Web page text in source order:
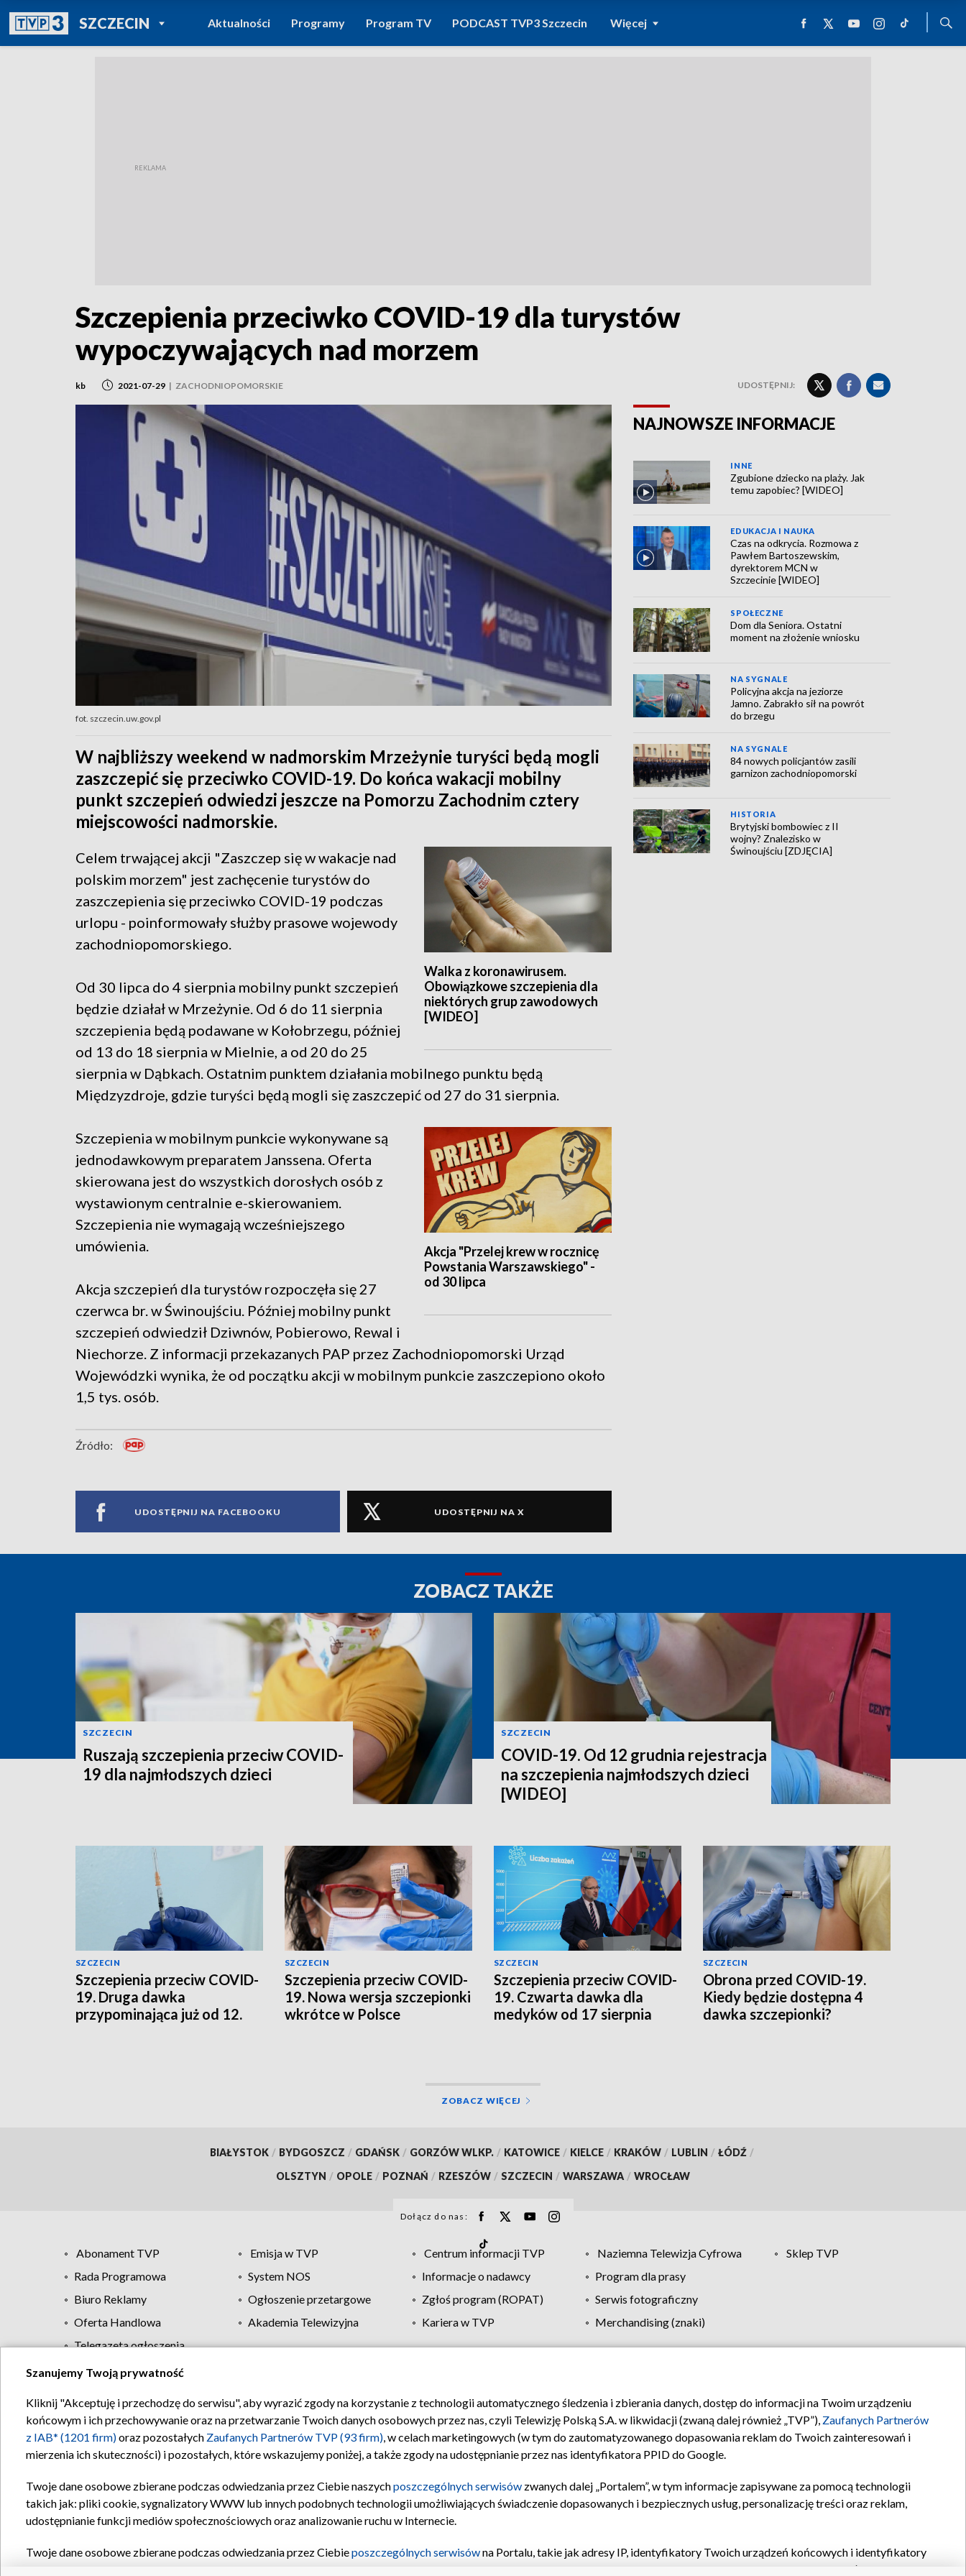
SZCZECINPOWRÓT DO
TVP REGIONY
Aktualności Programy Program TV PODCAST TVP3 Szczecin Więcej
Szczepienia przeciwko COVID-19 dla turystów
wypoczywających nad morzem
kb 2021-07-29 | ZACHODNIOPOMORSKIE UDOSTĘPNIJ:
fot. szczecin.uw.gov.pl
W najbliższy weekend w nadmorskim Mrzeżynie turyści będą mogli
zaszczepić się przeciwko COVID-19. Do końca wakacji mobilny
punkt szczepień odwiedzi jeszcze na Pomorzu Zachodnim cztery
miejscowości nadmorskie.
Walka z koronawirusem.
Obowiązkowe szczepienia dla
niektórych grup zawodowych
[WIDEO]
Celem trwającej akcji "Zaszczep się w wakacje nad
polskim morzem" jest zachęcenie turystów do
zaszczepienia się przeciwko COVID-19 podczas
urlopu - poinformowały służby prasowe wojewody
zachodniopomorskiego.
Od 30 lipca do 4 sierpnia mobilny punkt szczepień
będzie działał w Mrzeżynie. Od 6 do 11 sierpnia
szczepienia będą podawane w Kołobrzegu, później
od 13 do 18 sierpnia w Mielnie, a od 20 do 25
sierpnia w Dąbkach. Ostatnim punktem działania mobilnego punktu będą
Międzyzdroje, gdzie turyści będą mogli się zaszczepić od 27 do 31 sierpnia.
Akcja "Przelej krew w rocznicę
Powstania Warszawskiego" -
od 30 lipca
Szczepienia w mobilnym punkcie wykonywane są
jednodawkowym preparatem Janssena. Oferta
skierowana jest do wszystkich dorosłych osób z
wystawionym centralnie e-skierowaniem.
Szczepienia nie wymagają wcześniejszego
umówienia.
Akcja szczepień dla turystów rozpoczęła się 27
czerwca br. w Świnoujściu. Później mobilny punkt
szczepień odwiedził Dziwnów, Pobierowo, Rewal i
Niechorze. Z informacji przekazanych PAP przez Zachodniopomorski Urząd
Wojewódzki wynika, że od początku akcji w mobilnym punkcie zaszczepiono około
1,5 tys. osób.
Źródło:
UDOSTĘPNIJ NA FACEBOOKU UDOSTĘPNIJ NA X
NAJNOWSZE INFORMACJE
INNE
Zgubione dziecko na plaży. Jak
temu zapobiec? [WIDEO]
EDUKACJA I NAUKA
Czas na odkrycia. Rozmowa z
Pawłem Bartoszewskim,
dyrektorem MCN w
Szczecinie [WIDEO]
SPOŁECZNE
Dom dla Seniora. Ostatni
moment na złożenie wniosku
NA SYGNALE
Policyjna akcja na jeziorze
Jamno. Zabrakło sił na powrót
do brzegu
NA SYGNALE
84 nowych policjantów zasili
garnizon zachodniopomorski
HISTORIA
Brytyjski bombowiec z II
wojny? Znalezisko w
Świnoujściu [ZDJĘCIA]
ZOBACZ TAKŻE
SZCZECIN
Ruszają szczepienia przeciw COVID-
19 dla najmłodszych dzieci
SZCZECIN
COVID-19. Od 12 grudnia rejestracja
na szczepienia najmłodszych dzieci
[WIDEO]
SZCZECIN
Szczepienia przeciw COVID-
19. Druga dawka
przypominająca już od 12.
SZCZECIN
Szczepienia przeciw COVID-
19. Nowa wersja szczepionki
wkrótce w Polsce
SZCZECIN
Szczepienia przeciw COVID-
19. Czwarta dawka dla
medyków od 17 sierpnia
SZCZECIN
Obrona przed COVID-19.
Kiedy będzie dostępna 4
dawka szczepionki?
ZOBACZ WIĘCEJ
BIAŁYSTOK / BYDGOSZCZ / GDAŃSK / GORZÓW WLKP. / KATOWICE / KIELCE / KRAKÓW / LUBLIN / ŁÓDŹ /
OLSZTYN / OPOLE / POZNAŃ / RZESZÓW / SZCZECIN / WARSZAWA / WROCŁAW
Dołącz do nas:
Abonament TVP Emisja w TVP Centrum informacji TVP Naziemna Telewizja Cyfrowa
Sklep TVP
Rada Programowa
System NOS Informacje o nadawcy
Program dla prasy
Biuro Reklamy
Ogłoszenie przetargowe Zgłoś program (ROPAT)
Serwis fotograficzny
Oferta Handlowa
Akademia Telewizyjna Kariera w TVP
Merchandising (znaki)
Telegazeta ogłoszenia
Regulamin TVP Polityka prywatności Moje zgody Pomoc Biuro reklamy Kontakt
Szanujemy Twoją prywatność
Kliknij "Akceptuję i przechodzę do serwisu", aby wyrazić zgody na korzystanie z technologii automatycznego śledzenia i zbierania danych, dostęp do informacji na Twoim urządzeniu
końcowym i ich przechowywanie oraz na przetwarzanie Twoich danych osobowych przez nas, czyli Telewizję Polską S.A. w likwidacji (zwaną dalej również „TVP”), Zaufanych Partnerów
z IAB* (1201 firm)oraz pozostałych Zaufanych Partnerów TVP (93 firm), w celach marketingowych (w tym do zautomatyzowanego dopasowania reklam do Twoich zainteresowań i
mierzenia ich skuteczności) i pozostałych, które wskazujemy poniżej, a także zgody na udostępnianie przez nas identyfikatora PPID do Google.
Twoje dane osobowe zbierane podczas odwiedzania przez Ciebie naszychposzczególnych serwisów zwanych dalej „Portalem”, w tym informacje zapisywane za pomocą technologii
takich jak: pliki cookie, sygnalizatory WWW lub innych podobnych technologii umożliwiających świadczenie dopasowanych i bezpiecznych usług, personalizację treści oraz reklam,
udostępnianie funkcji mediów społecznościowych oraz analizowanie ruchu w Internecie.
Twoje dane osobowe zbierane podczas odwiedzania przez Ciebieposzczególnych serwisówna Portalu, takie jak adresy IP, identyfikatory Twoich urządzeń końcowych i identyfikatory
oraz pozostałych